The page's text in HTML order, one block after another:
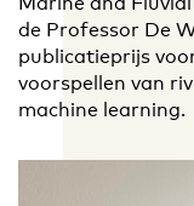
de Professor De
publicatieprijs
voorspellen van
machine learning.